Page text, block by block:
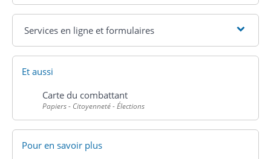
Services en ligne et formulaires
Et aussi
Carte du combattant
Papiers - Citoyenneté - Élections
Pour en savoir plus